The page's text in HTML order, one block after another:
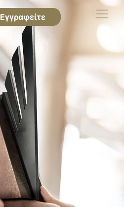
Εγγραφείτε